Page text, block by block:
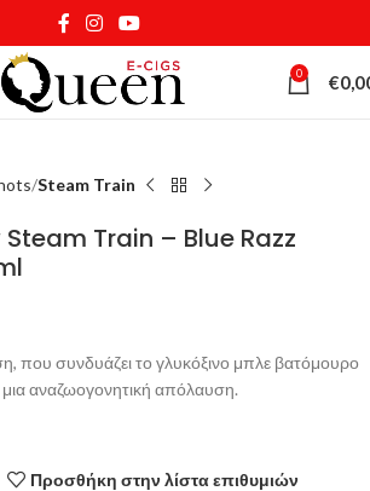
0 €
μεγέθυνση
Steam Train
Train – Blue Razz
που συνδυάζει το γλυκόξινο μπλε βατόμουρο
αναζωογονητική απόλαυση.
Προσθήκη στην λίστα επιθυμιών